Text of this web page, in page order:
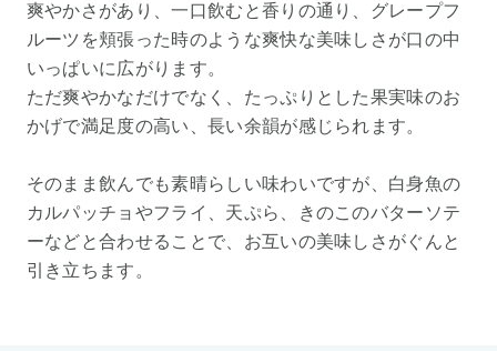
爽やかさがあり、一口飲むと香りの通り、グレープフ
ルーツを頬張った時のような爽快な美味しさが口の中
いっぱいに広がります。
ただ爽やかなだけでなく、たっぷりとした果実味のお
かげで満足度の高い、長い余韻が感じられます。
そのまま飲んでも素晴らしい味わいですが、白身魚の
カルパッチョやフライ、天ぷら、きのこのバターソテ
ーなどと合わせることで、お互いの美味しさがぐんと
引き立ちます。